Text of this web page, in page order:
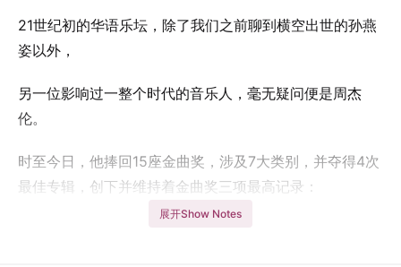
21世纪初的华语乐坛，除了我们之前聊到横空出世的孙燕
姿以外，
另一位影响过一整个时代的音乐人，毫无疑问便是周杰
伦。
时至今日，他捧回15座金曲奖，涉及7大类别，并夺得4次
最佳专辑，创下并维持着金曲奖三项最高记录：
展开Show Notes